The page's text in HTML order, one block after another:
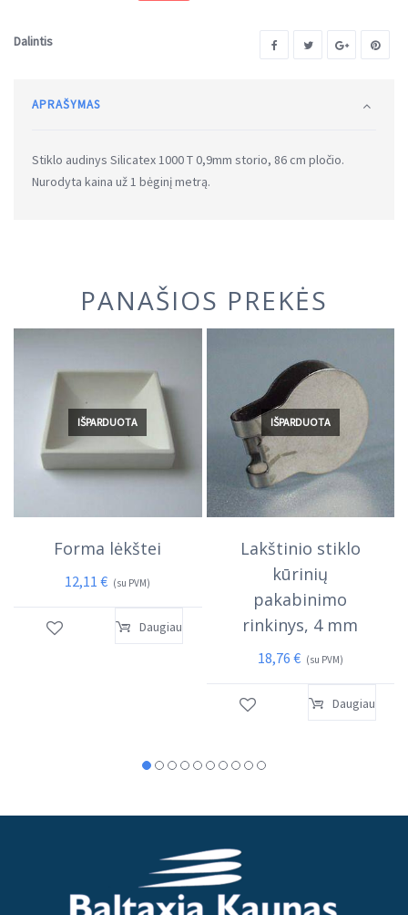
Dalintis
APRAŠYMAS
Stiklo audinys Silicatex 1000 T 0,9mm storio, 86 cm pločio.
Nurodyta kaina už 1 bėginį metrą.
PANAŠIOS PREKĖS
IŠPARDUOTA
Forma lėkštei
12,11€ (su PVM)
Daugiau
IŠPARDUOTA
Lakštinio stiklo
kūrinių
pakabinimo
rinkinys, 4 mm
18,76 € (su PVM)
Daugiau